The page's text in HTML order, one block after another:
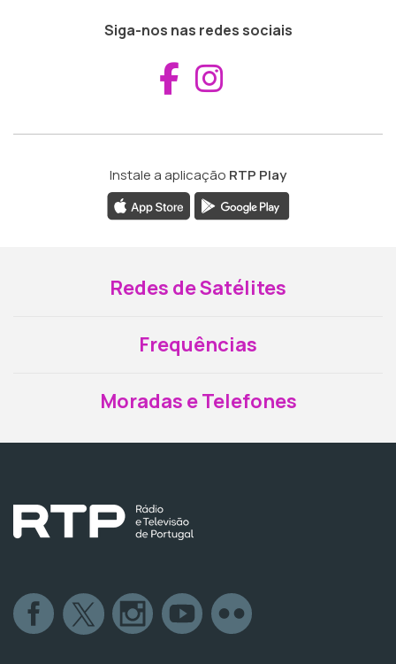
Siga-nos nas redes sociais
Aceder ao
Instale a aplicação RTP Play
Redes de Satélites
Frequências
Moradas e Telefones